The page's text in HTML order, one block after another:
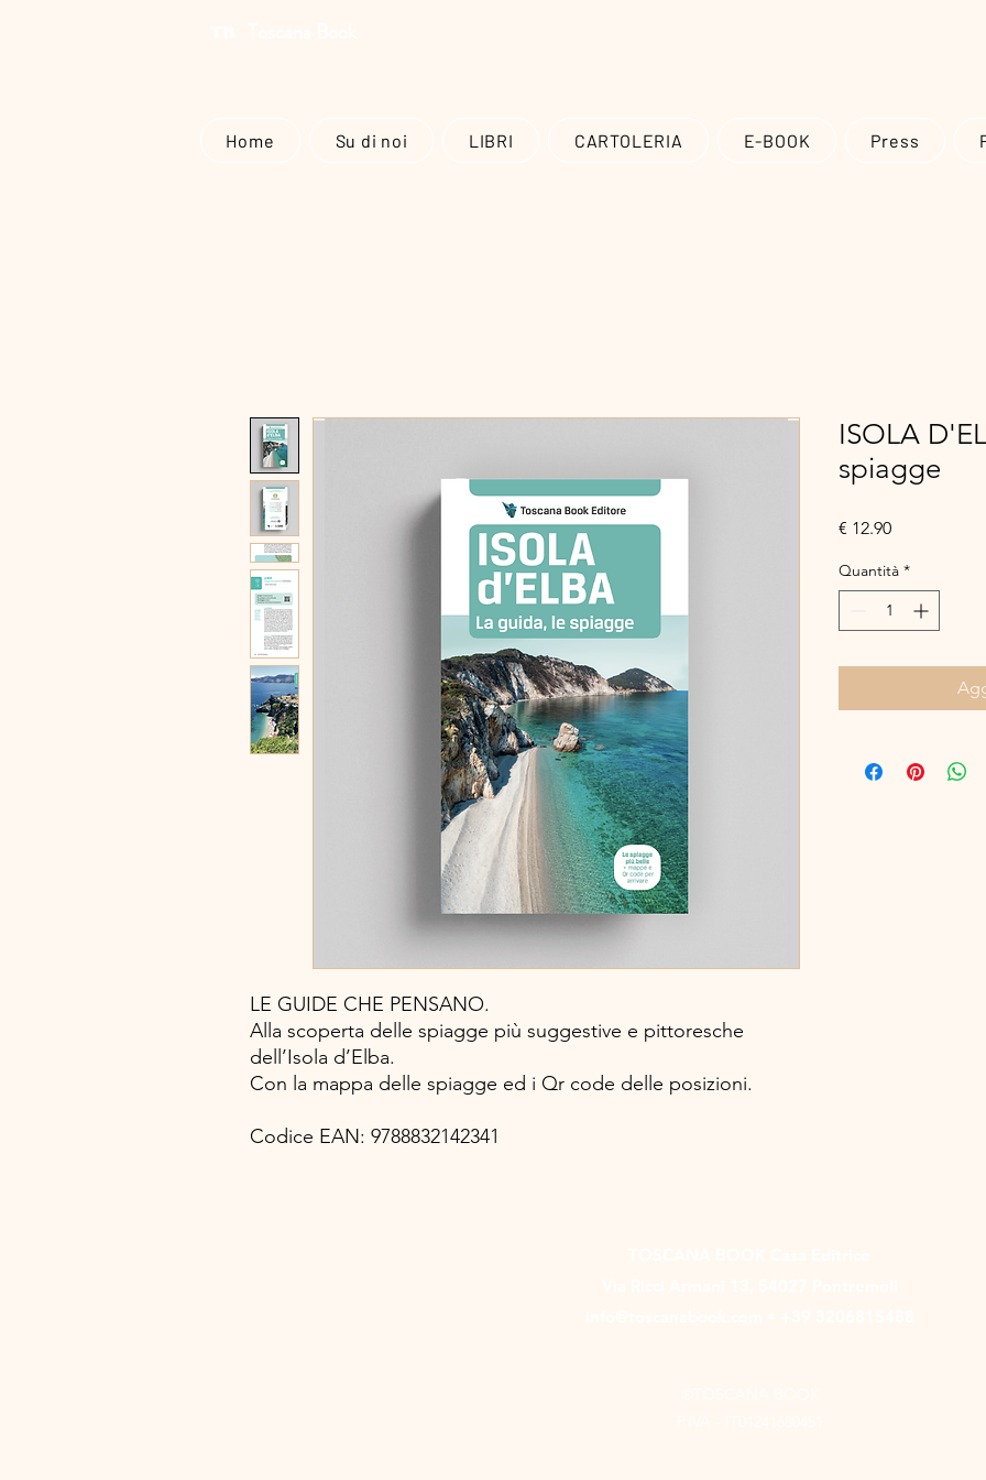
Home Su di noi LIBRI CARTOLERIA E-BOOK Press
LE GUIDE CHE PENSANO.
Alla scoperta delle spiagge più suggestive e pittoresche
dell’Isola d’Elba.
Con la mappa delle spiagge ed i Qr code delle posizioni.
Codice EAN: 9788832142341
ISOLA
spiagge
€ 12.90Prezzo
Quantità *